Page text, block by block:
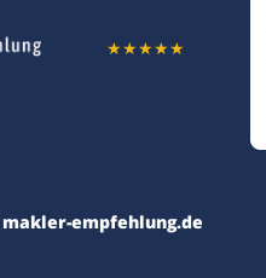
★
★
★
★
★
makler-empfehlung.de